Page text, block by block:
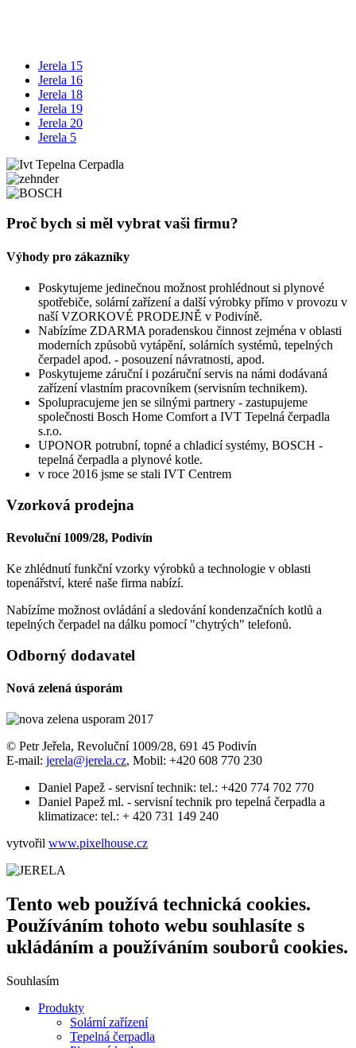
Jerela 15
Jerela 16
Jerela 18
Jerela 19
Jerela 20
Jerela 5
Proč bych si měl vybrat vaši firmu?
Výhody pro zákazníky
Poskytujeme jedinečnou možnost prohlédnout si plynové
spotřebiče, solární zařízení a další výrobky přímo v provozu v
naší VZORKOVÉ PRODEJNĚ v Podivíně.
Nabízíme ZDARMA poradenskou činnost zejména v oblasti
moderních způsobů vytápění, solárních systémů, tepelných
čerpadel apod. - posouzení návratnosti, apod.
Poskytujeme záruční i pozáruční servis na námi dodávaná
zařízení vlastním pracovníkem (servisním technikem).
Spolupracujeme jen se silnými partnery - zastupujeme
společnosti Bosch Home Comfort a IVT Tepelná čerpadla
s.r.o.
UPONOR potrubní, topné a chladicí systémy, BOSCH -
tepelná čerpadla a plynové kotle.
v roce 2016 jsme se stali IVT Centrem
Vzorková prodejna
Revoluční 1009/28, Podivín
Ke zhlédnutí funkční vzorky výrobků a technologie v oblasti
topenářství, které naše firma nabízí.
Nabízíme možnost ovládání a sledování kondenzačních kotlů a
tepelných čerpadel na dálku pomocí "chytrých" telefonů.
Odborný dodavatel
Nová zelená úsporám
© Petr Jeřela, Revoluční 1009/28, 691 45 Podivín
E-mail: jerela@jerela.cz, Mobil: +420 608 770 230
Daniel Papež - servisní technik: tel.: +420 774 702 770
Daniel Papež ml. - servisní technik pro tepelná čerpadla a
klimatizace: tel.: + 420 731 149 240
vytvořil www.pixelhouse.cz
Tento web používá technická cookies.
Používáním tohoto webu souhlasíte s
ukládáním a používáním souborů cookies.
Souhlasím
Produkty
Solární zařízení
Tepelná čerpadla